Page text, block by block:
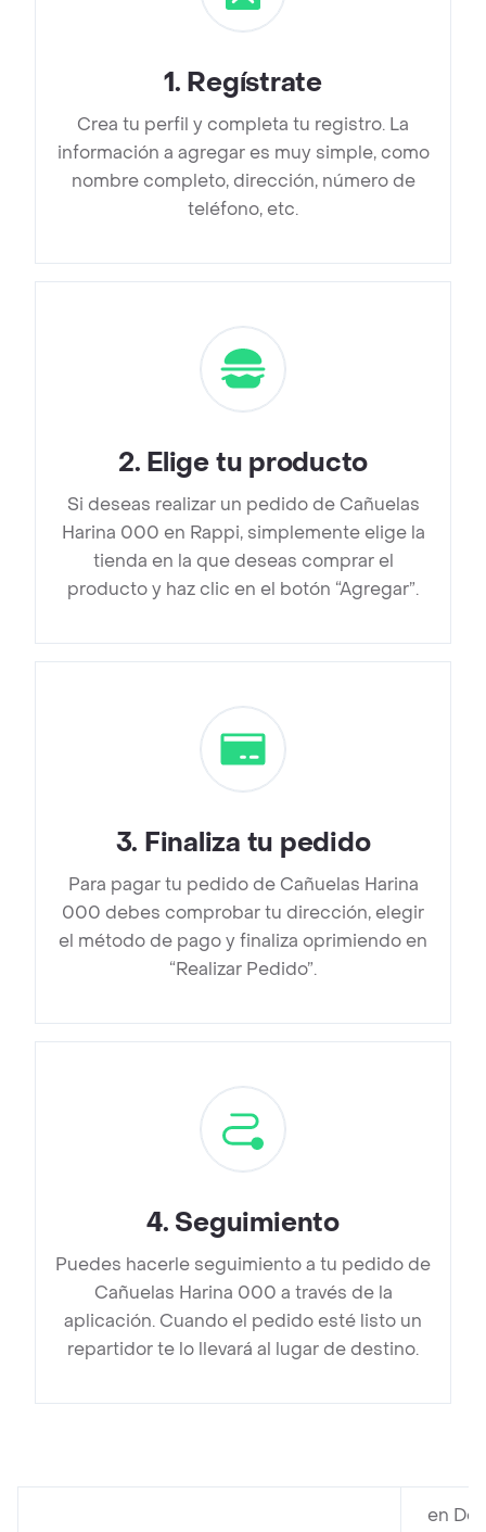
1. Regístrate
Crea tu perfil y completa tu registro. La
información a agregar es muy simple, como
nombre completo, dirección, número de
teléfono, etc.
2. Elige tu producto
Si deseas realizar un pedido de Cañuelas
Harina 000 en Rappi, simplemente elige la
tienda en la que deseas comprar el
producto y haz clic en el botón “Agregar”.
3. Finaliza tu pedido
Para pagar tu pedido de Cañuelas Harina
000 debes comprobar tu dirección, elegir
el método de pago y finaliza oprimiendo en
“Realizar Pedido”.
4. Seguimiento
Puedes hacerle seguimiento a tu pedido de
Cañuelas Harina 000 a través de la
aplicación. Cuando el pedido esté listo un
repartidor te lo llevará al lugar de destino.
en